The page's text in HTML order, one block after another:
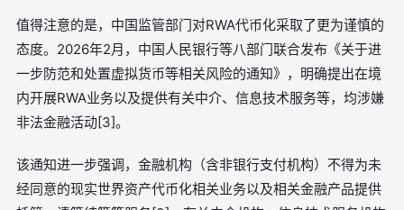
值得注意的是，中国监管部门对RWA代币化采取了更为谨慎的
态度。2026年2月，中国人民银行等八部门联合发布《关于进
一步防范和处置虚拟货币等相关风险的通知》，明确提出在境
内开展RWA业务以及提供有关中介、信息技术服务等，均涉嫌
非法金融活动[3]。
该通知进一步强调，金融机构（含非银行支付机构）不得为未
经同意的现实世界资产代币化相关业务以及相关金融产品提供